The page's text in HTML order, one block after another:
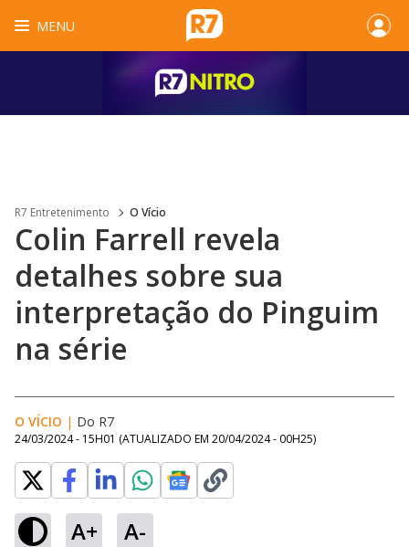
MENU
R7 Entretenimento O Vício
Colin Farrell revela
detalhes sobre sua
interpretação do Pinguim
na série
O VÍCIO | Do R7
24/03/2024 - 15H01 (ATUALIZADO EM 20/04/2024 - 00H25)
A+ A-